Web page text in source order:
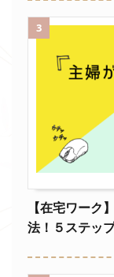
3
【在宅ワーク
法！５ステッ